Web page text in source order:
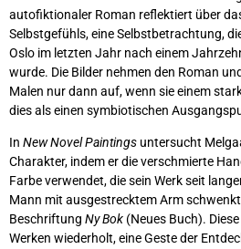
autofiktionaler Roman reflektiert über
Selbstgefühls, eine Selbstbetrachtung,
Oslo im letzten Jahr nach einem
wurde. Die Bilder nehmen den Roman
Malen nur dann auf, wenn sie einem
dies als einen symbiotischen
In New Novel Paintings untersucht
Charakter, indem er die verschmierte
Farbe verwendet, die sein Werk seit
Mann mit ausgestrecktem Arm
Beschriftung Ny Bok (Neues Buch).
Werken wiederholt, eine Geste der